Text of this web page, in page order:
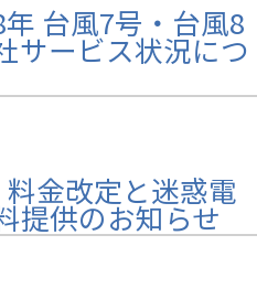
年 台風7号・台風8
サービス状況につ
料金改定と迷惑電
提供のお知らせ